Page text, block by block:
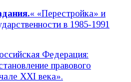
« «Перестройка» и
в 1985-1991
Федерация:
правового
XXI века».